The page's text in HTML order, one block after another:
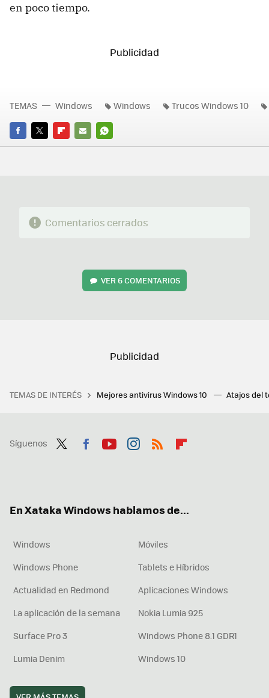
en poco tiempo.
FACEBOOK
TWITTERFLIPBOARD
E-
WHATSAPP
TEMAS Windows Windows Trucos Windows 10
Comentarios cerrados
VER6 COMENTARIOS
TEMAS DE INTERÉS Mejores antivirus Windows 10 Atajos del
Síguenos
En Xataka Windows hablamos de...
Windows
Móviles
Windows Phone
Tablets e Híbridos
Actualidad en Redmond
Aplicaciones Windows
La aplicación de la semana
Nokia Lumia 925
Surface Pro 3
Windows Phone 8.1 GDR1
Lumia Denim
Windows 10